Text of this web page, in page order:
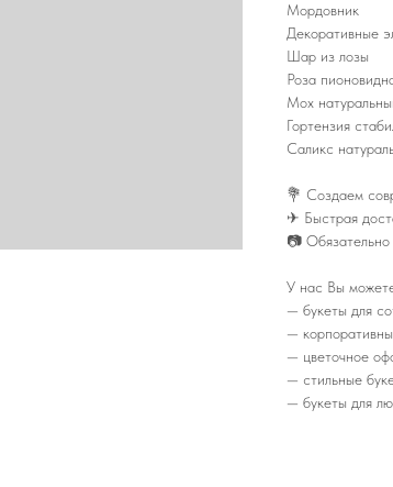
Мордовник
Декоративные
Шар из лозы
Роза
Мох
Гортензия
Саликс
💐 Создаем
✈ Быстрая
📷
У нас Вы
— букеты для
—
— цветочное
— стильные
— букеты для